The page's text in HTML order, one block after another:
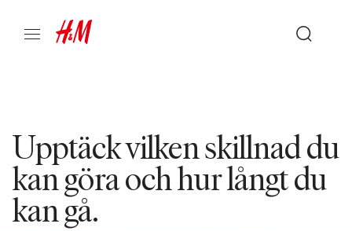
Upptäck vilken skillnad du
kan göra och hur långt du
kan gå.